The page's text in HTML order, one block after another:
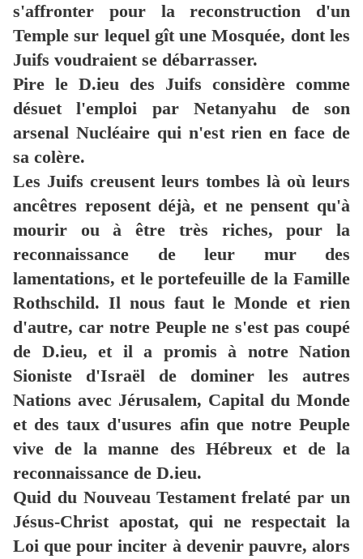
s'affronter pour la reconstruction d'un
Temple sur lequel gît une Mosquée, dont les
Juifs voudraient se débarrasser.
Pire le D.ieu des Juifs considère comme
désuet l'emploi par Netanyahu de son
arsenal Nucléaire qui n'est rien en face de
sa colère.
Les Juifs creusent leurs tombes là où leurs
ancêtres reposent déjà, et ne pensent qu'à
mourir ou à être très riches, pour la
reconnaissance de leur mur des
lamentations, et le portefeuille de la Famille
Rothschild. Il nous faut le Monde et rien
d'autre, car notre Peuple ne s'est pas coupé
de D.ieu, et il a promis à notre Nation
Sioniste d'Israël de dominer les autres
Nations avec Jérusalem, Capital du Monde
et des taux d'usures afin que notre Peuple
vive de la manne des Hébreux et de la
reconnaissance de D.ieu.
Quid du Nouveau Testament frelaté par un
Jésus-Christ apostat, qui ne respectait la
Loi que pour inciter à devenir pauvre, alors